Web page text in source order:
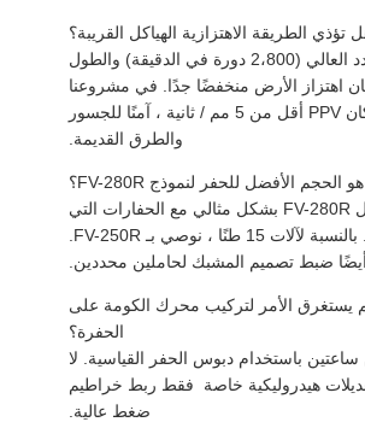
ج: لا. التردد العالي (2،800 دورة في الدقيقة) والطول
اهتزاز الأرض منخفضًا جدًا. في مشروعنا
في نينغبو ، كان PPV أقل من 5 مم / ثانية ، آمنًا للجسور
والطرق القديمة.
الجواب: تعمل FV-280R بشكل مثالي مع الحفارات التي
أيضًا ضبط تصميم المشبك لحاملين محددين.
كم يستغرق الأمر لتركيب محرك الكومة على
الحفرة؟
باستخدام دبوس الحفر القياسية. لا
هيدروليكية خاصة ‬ فقط ربط خراطيم
ضغط عالية.